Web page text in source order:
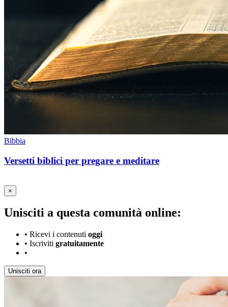
Bibbia
Versetti biblici per pregare e meditare
×
Unisciti a questa comunità online:
• Ricevi i contenuti oggi
• Iscriviti gratuitamente
•
Unisciti ora